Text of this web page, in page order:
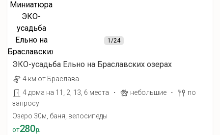
1/24
ЭКО-усадьба Ельно на Браславских озерах
4 км от Браслава
4 дома на 11, 2, 13, 6 места
· небольшие ·
по
запросу
Озеро 30м, баня, велосипеды
от280р.